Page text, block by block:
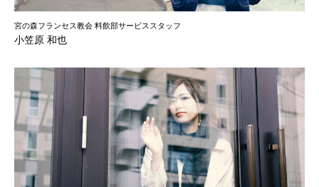
宮の森フランセス教会 料飲部サービススタッフ
小笠原 和也